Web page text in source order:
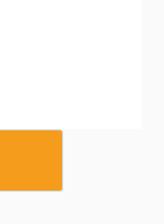
セキスイハ